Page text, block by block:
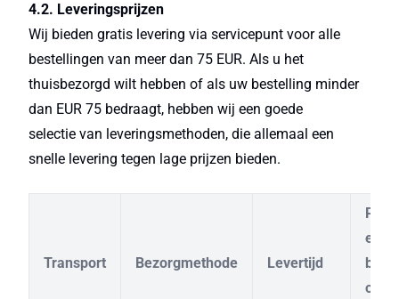
4.2. Leveringsprijzen
Wij bieden gratis levering via servicepunt voor alle
bestellingen van meer dan 75 EUR. Als u het
thuisbezorgd wilt hebben of als uw bestelling minder
dan EUR 75 bedraagt, hebben wij een goede
selectie van leveringsmethoden, die allemaal een
snelle levering tegen lage prijzen bieden.
Transport Bezorgmethode Levertijd
Prijs
een